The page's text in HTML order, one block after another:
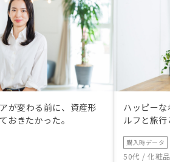
が変わる前に、資産形
おきたかった。
ハッピー
ルフと旅
購入時データ
50代 / 化粧